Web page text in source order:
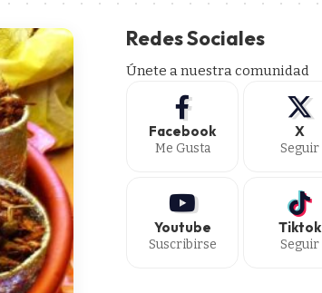
Redes Sociales
Únete a nuestra comunidad
Facebook
Me Gusta
X
Seguir
Youtube
Suscribirse
Tiktok
Seguir